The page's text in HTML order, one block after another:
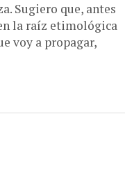
Sugiero que, antes
la raíz etimológica
voy a propagar,